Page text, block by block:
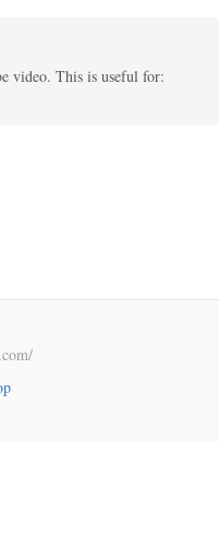
video. This is useful for: